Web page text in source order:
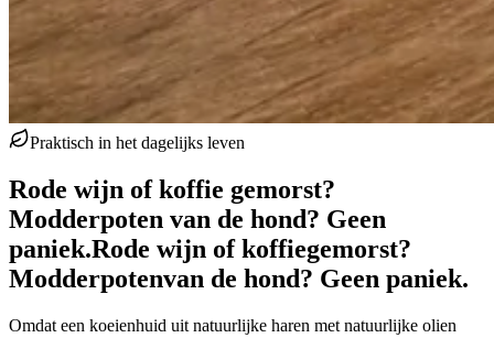
Praktisch in het dagelijks leven
Rode wijn of koffie gemorst?
Modderpoten van de hond? Geen
paniek.Rode wijn of koffiegemorst?
Modderpotenvan de hond? Geen paniek.
Omdat een koeienhuid uit natuurlijke haren met natuurlijke olien